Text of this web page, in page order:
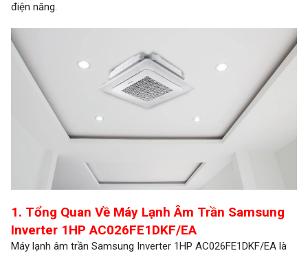
điện năng.
1. Tổng Quan Về Máy Lạnh Âm Trần Samsung
Inverter 1HP AC026FE1DKF/EA
Máy lạnh âm trần Samsung Inverter 1HP AC026FE1DKF/EA là